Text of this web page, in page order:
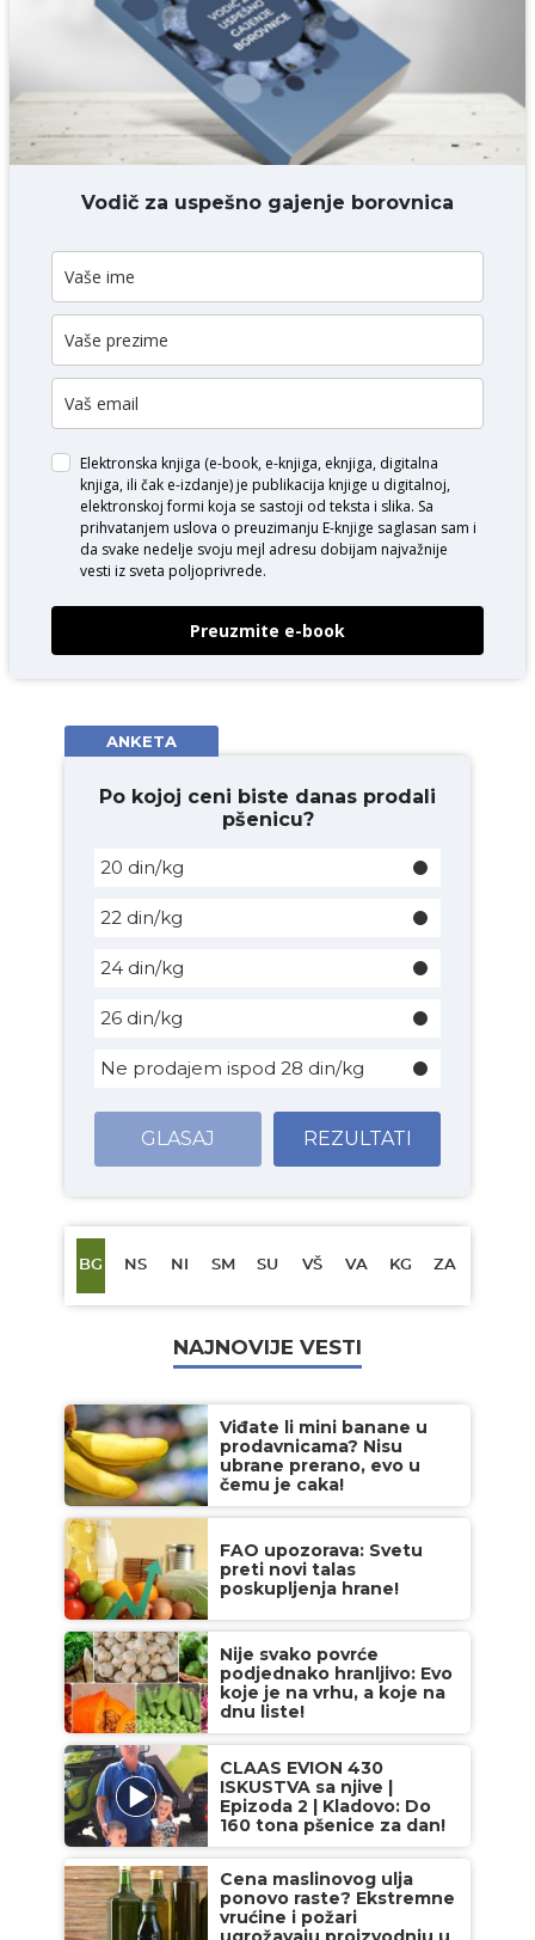
DODAJ KOMENTAR
Vodič za uspešno gajenje borovnica
Elektronska knjiga (e-book, e-knjiga, eknjiga, digitalna
knjiga, ili čak e-izdanje) je publikacija knjige u digitalnoj,
elektronskoj formi koja se sastoji od teksta i slika. Sa
prihvatanjem uslova o preuzimanju E-knjige saglasan sam i
da svake nedelje svoju mejl adresu dobijam najvažnije
vesti iz sveta poljoprivrede.
Preuzmite e-book
ANKETA
Po kojoj ceni biste danas prodali
pšenicu?
20 din/kg
22 din/kg
24 din/kg
26 din/kg
Ne prodajem ispod 28 din/kg
GLASAJ REZULTATI
BG NS NI SM SU VŠ VA KG ZA
NAJNOVIJE VESTI
Viđate li mini banane u
prodavnicama? Nisu
ubrane prerano, evo u
čemu je caka!
FAO upozorava: Svetu
preti novi talas
poskupljenja hrane!
Nije svako povrće
podjednako hranljivo: Evo
koje je na vrhu, a koje na
dnu liste!
CLAAS EVION 430
ISKUSTVA sa njive |
Epizoda 2 | Kladovo: Do
160 tona pšenice za dan!
Cena maslinovog ulja
ponovo raste? Ekstremne
vrućine i požari